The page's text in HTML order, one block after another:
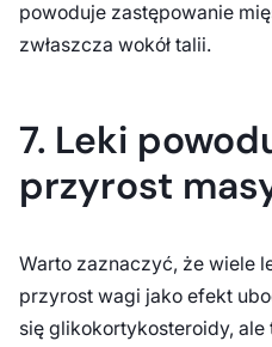
powoduje zastępowanie
zwłaszcza wokół talii.
7. Leki
przyrost
Warto zaznaczyć, że wiele
przyrost wagi jako efekt
się glikokortykosteroidy, ale